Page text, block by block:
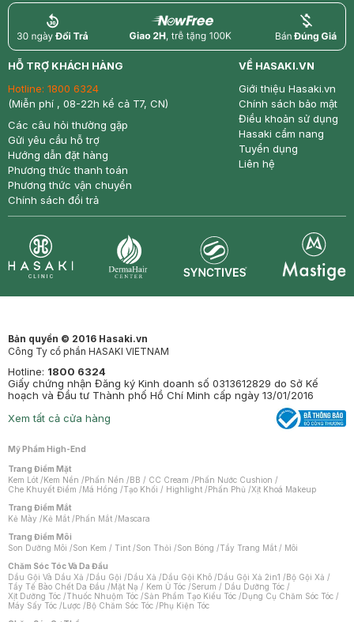
return nowfree price
HỖ TRỢ KHÁCH HÀNG
Hotline: 1800 6324
(Miễn phí , 08-22h kể cả T7, CN)
Các câu hỏi thường gặp
Gửi yêu cầu hỗ trợ
Hướng dẫn đặt hàng
Phương thức thanh toán
Phương thức vận chuyển
Chính sách đổi trả
VỀ HASAKI.VN
Giới thiệu Hasaki.vn
Chính sách bảo mật
Điều khoản sử dụng
Hasaki cẩm nang
Tuyển dụng
Liên hệ
Bản quyền © 2016 Hasaki.vn
Công Ty cổ phần HASAKI VIETNAM
Hotline: 1800 6324
Giấy chứng nhận Đăng ký Kinh doanh số 0313612829 do Sở Kế
hoạch và Đầu tư Thành phố Hồ Chí Minh cấp ngày 13/01/2016
Xem tất cả cửa hàng
Mỹ Phẩm High-End
Trang Điểm Mặt
Kem Lót /Kem Nền /Phấn Nền /BB / CC Cream /Phấn Nước Cushion /
Che Khuyết Điểm /Má Hồng /Tạo Khối / Highlight /Phấn Phủ /Xịt Khoá Makeup
Trang Điểm Mắt
Kẻ Mày /Kẻ Mắt /Phấn Mắt /Mascara
Trang Điểm Môi
Son Dưỡng Môi /Son Kem / Tint /Son Thỏi /Son Bóng /Tẩy Trang Mắt / Môi
Chăm Sóc Tóc Và Da Đầu
Dầu Gội Và Dầu Xả /Dầu Gội /Dầu Xả /Dầu Gội Khô /Dầu Gội Xả 2in1 /Bộ Gội Xả /
Tẩy Tế Bào Chết Da Đầu /Mặt Nạ / Kem Ủ Tóc /Serum / Dầu Dưỡng Tóc /
Xịt Dưỡng Tóc /Thuốc Nhuộm Tóc /Sản Phẩm Tạo Kiểu Tóc /Dụng Cụ Chăm Sóc Tóc /
Máy Sấy Tóc /Lược /Bộ Chăm Sóc Tóc /Phụ Kiện Tóc